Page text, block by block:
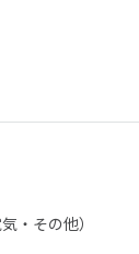
・その他）